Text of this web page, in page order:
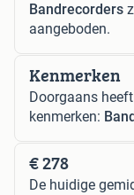
Bandrecorders
aangeboden.
Kenmerken
Doorgaans
kenmerken:
€ 278
De huidige